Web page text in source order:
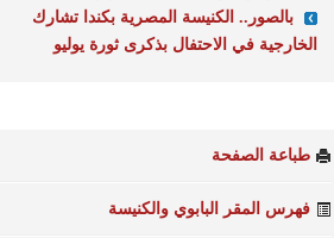
بالصور.. الكنيسة المصرية بكندا تشارك
الخارجية في الاحتفال بذكرى ثورة يوليو
طباعة الصفحة
فهرس المقر البابوي والكنيسة